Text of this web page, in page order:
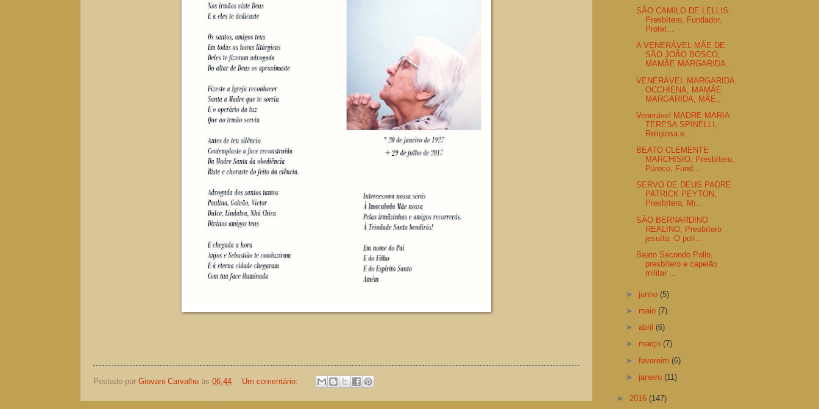
Postado por Giovani Carvalho às 06:44 Um comentário:
SÃO CAMILO DE LELLIS,
Presbítero, Fundador,
Protet...
A VENERÁVEL MÃE DE
SÃO JOÃO BOSCO,
MAMÃE MARGARIDA...
VENERÁVEL MARGARIDA
OCCHIENA, MAMÃE
MARGARIDA, MÃE...
Venerável MADRE MARIA
TERESA SPINELLI,
Religiosa e...
BEATO CLEMENTE
MARCHISIO, Presbítero,
Pároco, Fund...
SERVO DE DEUS PADRE
PATRICK PEYTON,
Presbítero, Mi...
SÃO BERNARDINO
REALINO, Presbítero
jesuíta. O polí...
Beato Secondo Pollo,
presbítero e capelão
militar ...
► junho(5)
► maio(7)
►abril(6)
► março(7)
►fevereiro(6)
► janeiro(11)
► 2016 (147)